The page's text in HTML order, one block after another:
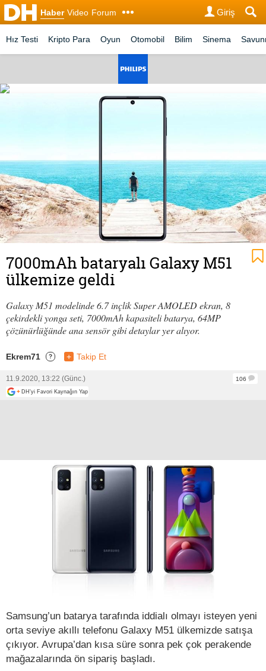
Haber Video Forum Giriş
Hız Testi Kripto Para Oyun Otomobil Bilim Sinema
7000mAh bataryalı Galaxy M51
ülkemize geldi
Galaxy M51 modelinde 6.7 inçlik Super AMOLED ekran, 8
çekirdekli yonga seti, 7000mAh kapasiteli batarya, 64MP
çözünürlüğünde ana sensör gibi detaylar yer alıyor.
Ekrem71 ? + Takip Et
11.9.2020, 13:22 (Günc.)
106
+ DH'yi Favori Kaynağın Yap
Samsung’un batarya tarafında iddialı olmayı isteyen yeni
orta seviye akıllı telefonu Galaxy M51 ülkemizde satışa
çıkıyor. Avrupa’dan kısa süre sonra pek çok perakende
mağazalarında ön sipariş başladı.